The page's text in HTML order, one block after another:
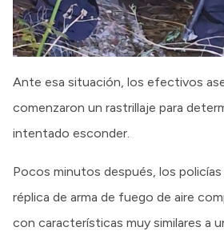
Ante esa situación, los efectivos
comenzaron un rastrillaje para
intentado esconder.
Pocos minutos después, los
réplica de arma de fuego de aire
con características muy similares a